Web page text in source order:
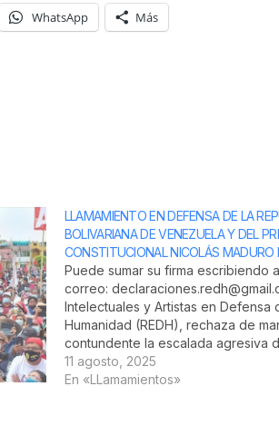
WhatsApp Más
LLAMAMIENTO EN DEFENSA DE LA
BOLIVARIANA DE VENEZUELA Y DEL
CONSTITUCIONAL NICOLÁS MADURO
Puede sumar su firma escribiendo
correo:
Intelectuales y Artistas en Defensa
Humanidad (REDH), rechaza de
contundente la escalada agresiva
los Estados Unidos contra la
de Venezuela, que se expresa en
11 agosto, 2025
En «LLamamientos»